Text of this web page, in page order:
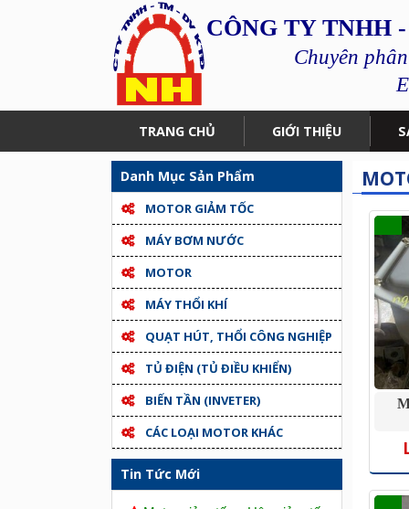
CÔNG TY TNHH
Chuyên
TRANG CHỦ GIỚI THIỆU
Danh Mục Sản Phẩm
MOTOR GIẢM TỐC
MÁY BƠM NƯỚC
MOTOR
MÁY THỔI KHÍ
QUẠT HÚT, THỔI CÔNG NGHIỆP
TỦ ĐIỆN (TỦ ĐIỀU KHIỂN)
BIẾN TẦN (INVETER)
CÁC LOẠI MOTOR KHÁC
Tin Tức Mới